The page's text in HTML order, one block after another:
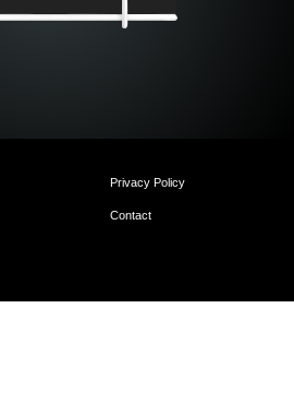
Privacy Policy
Contact